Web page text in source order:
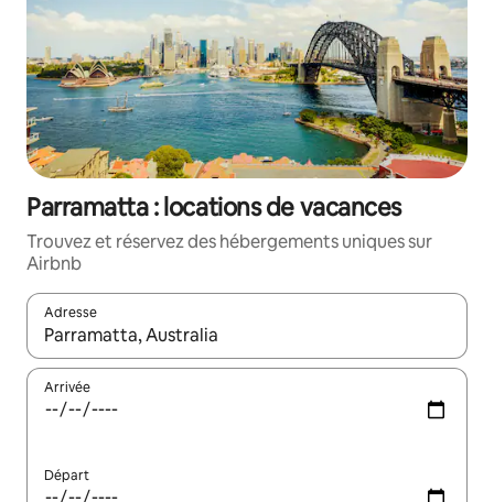
Parramatta : locations de vacances
Trouvez et réservez des hébergements uniques sur
Airbnb
Adresse
Lorsque les résultats s'affichent, utilisez les flèches vers le
Arrivée
Départ